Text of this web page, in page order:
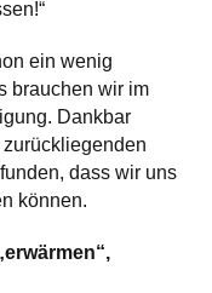
ein wenig
brauchen wir im
Dankbar
dass wir uns
können.